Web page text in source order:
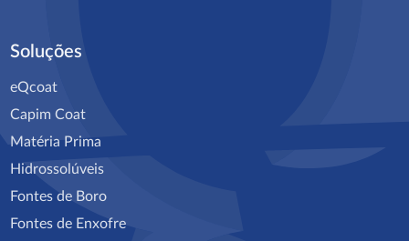
Soluções
eQcoat
Capim Coat
Matéria Prima
Hidrossolúveis
Fontes de Boro
Fontes de Enxofre